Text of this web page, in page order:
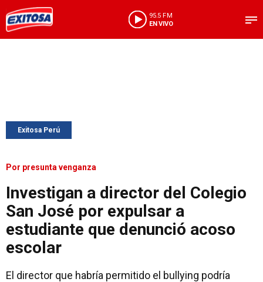
95.5 FM
EN VIVO
Exitosa Perú
Por presunta venganza
Investigan a director del Colegio
San José por expulsar a
estudiante que denunció acoso
escolar
El director que habría permitido el bullying podría